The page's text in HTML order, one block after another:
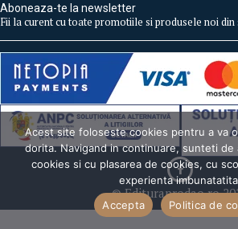
Aboneaza-te la newsletter
Fii la curent cu toate promotiile si produsele noi din
© Edituraprodao.ro
Acest site foloseste cookies pentru a va
dorita. Navigand in continuare, sunteti de
cookies si cu plasarea de cookies, cu
experienta
Accepta
Politica de